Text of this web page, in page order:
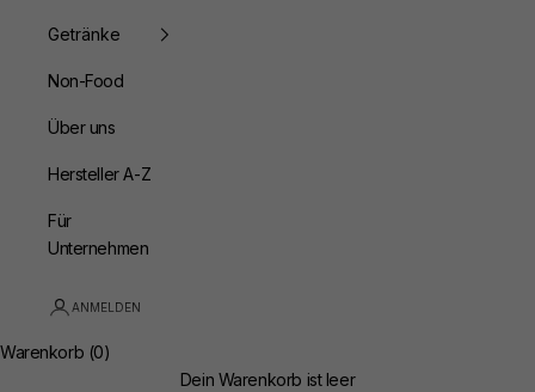
Getränke
Non-Food
Über uns
Hersteller A-Z
Für
Unternehmen
ANMELDEN
Warenkorb (0)
Dein Warenkorb ist leer